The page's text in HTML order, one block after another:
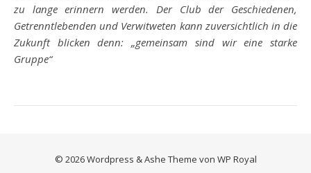
zu lange erinnern werden. Der Club der Geschiedenen,
Getrenntlebenden und Verwitweten kann zuversichtlich in die
Zukunft blicken denn: „gemeinsam sind wir eine starke
Gruppe“
© 2026Wordpress & Ashe Theme von WP Royal